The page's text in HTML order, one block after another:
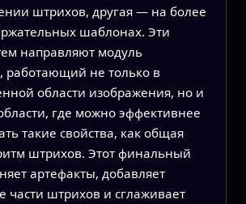
штрихов, другая — на более
шаблонах. Эти
направляют модуль
работающий не только в
области изображения, но и
где можно эффективнее
такие свойства, как общая
штрихов. Этот финальный
артефакты, добавляет
части штрихов и сглаживает